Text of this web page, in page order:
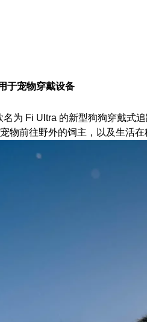
于宠物穿戴设备
为 Fi Ultra 的新型狗狗穿戴式
物前往野外的饲主，以及生活在